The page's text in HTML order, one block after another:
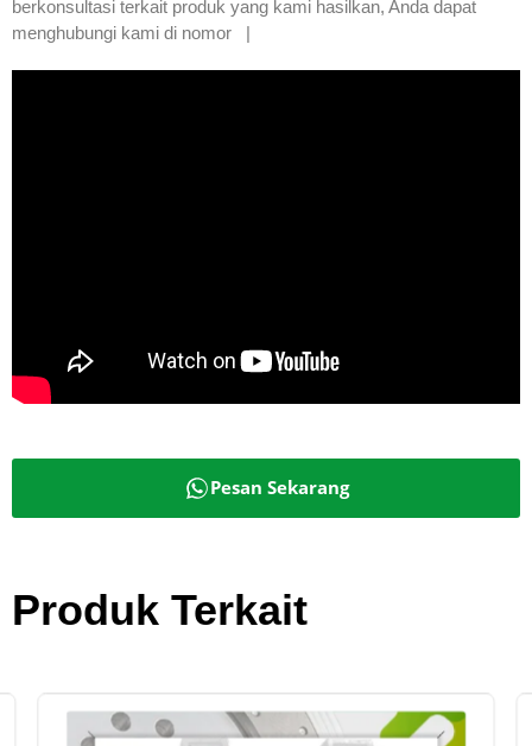
berkonsultasi terkait produk yang kami hasilkan, Anda dapat
menghubungi kami di nomor |
Pesan Sekarang
Produk Terkait